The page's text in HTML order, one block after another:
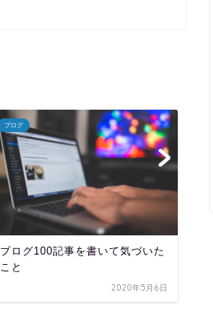
ブログ
ブログ100記事を書いて気づいた
こと
2020年5月6日